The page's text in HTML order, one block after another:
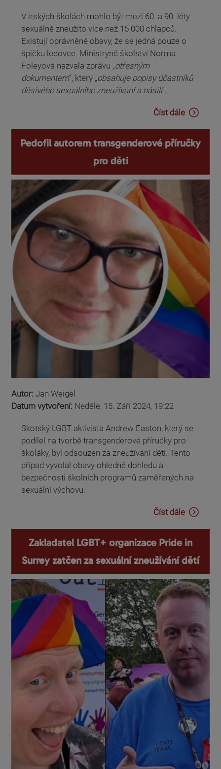
V irských školách mohlo být mezi 60. a 90. léty
sexuálně zneužito více než 15 000 chlapců.
Existují oprávněné obavy, že se jedná pouze o
špičku ledovce. Ministryně školství Norma
Foleyová nazvala zprávu „otřesným
dokumentem“, který „obsahuje popisy účastníků
děsivého sexuálního zneužívání a násilí“.
Číst dále
Pedofil autorem transgenderové příručky
pro děti
Autor: Jan Weigel
Datum vytvoření: Neděle, 15. Září 2024, 19:22
Skotský LGBT aktivista Andrew Easton, který se
podílel na tvorbě transgenderové příručky pro
školáky, byl odsouzen za zneužívání dětí. Tento
případ vyvolal obavy ohledně dohledu a
bezpečnosti školních programů zaměřených na
sexuální výchovu.
Číst dále
Zakladatel LGBT+ organizace Pride in
Surrey zatčen za sexuální zneužívání dětí